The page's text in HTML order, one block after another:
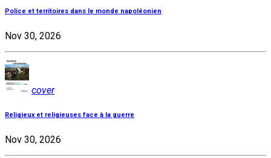
Police et territoires dans le monde napoléonien
Nov 30, 2026
cover
Religieux et religieuses face à la guerre
Nov 30, 2026